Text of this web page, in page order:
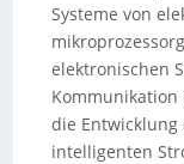
Systeme von
elektronischen
die
intelligenten